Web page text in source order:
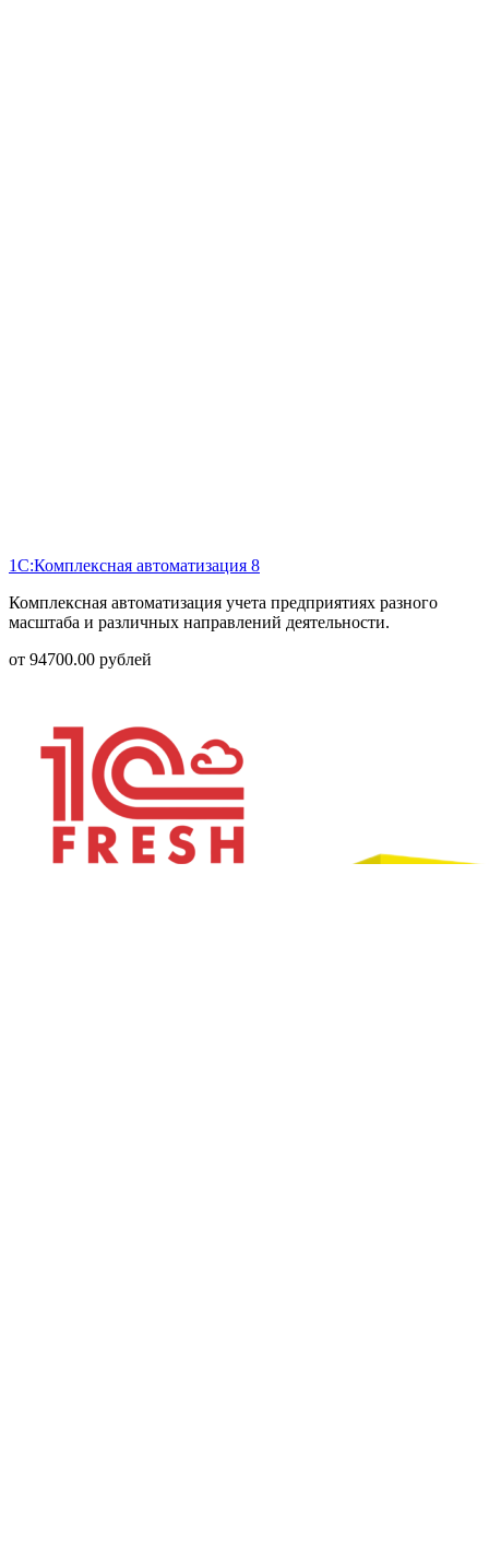
1С:Комплексная автоматизация 8
Комплексная автоматизация учета предприятиях разного
масштаба и различных направлений деятельности.
от 94700.00 рублей